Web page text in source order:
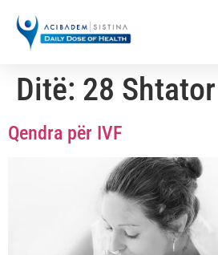
Ditë: 28
Qendra për IVF